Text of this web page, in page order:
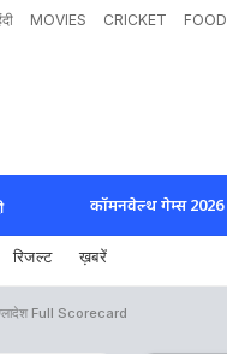
MOVIES CRICKET FOOD
कॉमनवेल्थ गेम्स 2026
रिजल्ट ख़बरें
Full Scorecard